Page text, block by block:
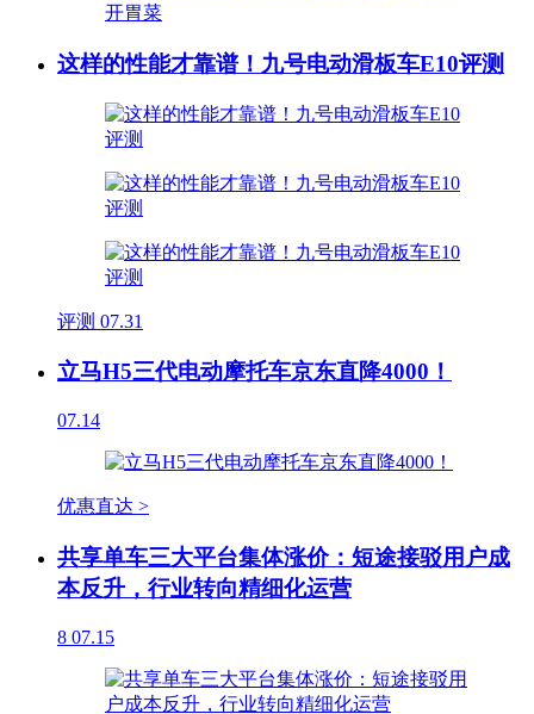
这样的性能才靠谱！九号电动滑板车E10评测
评测 07.31
立马H5三代电动摩托车京东直降4000！
07.14
优惠直达 >
共享单车三大平台集体涨价：短途接驳用户成
本反升，行业转向精细化运营
8 07.15